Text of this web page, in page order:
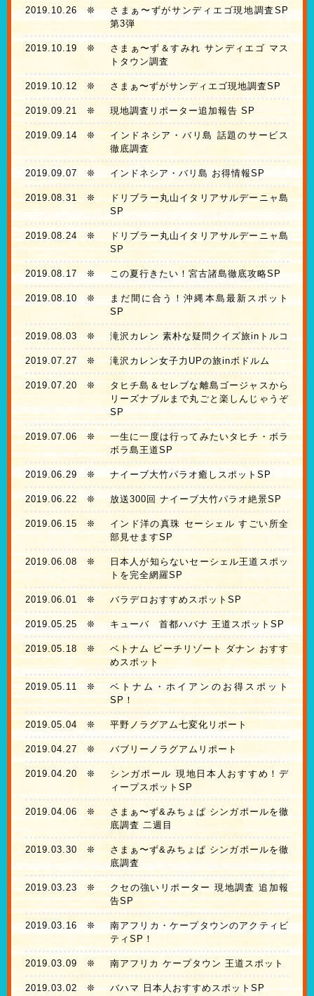
2019.10.26❊
さまぁ〜ずがサンディエゴ現地調査SP
第3弾
2019.10.19 ❊
さまぁ〜ず＆すみれ サンディエゴ マス
トタウン調査
2019.10.12 ❊ さまぁ〜ずがサンディエゴ現地調査SP
2019.09.21 ❊ 現地調査リポーター追加報告 SP
2019.09.14❊
インドネシア・バリ島 話題のサービス
徹底調査
2019.09.07 ❊ インドネシア・バリ島 お得情報SP
2019.08.31 ❊
ドリブラー丸山イタリアサルデーニャ島
SP
2019.08.24 ❊
ドリブラー丸山イタリアサルデーニャ島
SP
2019.08.17❊ この夏行きたい！宮古諸島徹底攻略SP
2019.08.10 ❊
まだ間に合う！沖縄本島最新スポット
SP
2019.08.03 ❊ 滝沢カレン 素朴な疑問クイズ旅inトルコ
2019.07.27 ❊ 滝沢カレン女子力UPの旅inボドルム
2019.07.20 ❊
タヒチ島＆セレブな離島ゴージャスから
リーズナブルまで丸ごと楽しんじゃうぞ
SP
2019.07.06❊
一生に一度は行ってみたいタヒチ・ボラ
ボラ島王道SP
2019.06.29 ❊ ナイーブ大竹パラオ癒しスポットSP
2019.06.22 ❊ 放送300回 ナイーブ大竹パラオ絶景SP
2019.06.15 ❊
インド洋の真珠 セーシェル すごい所全
部見せますSP
2019.06.08 ❊
日本人が知らないセーシェル王道スポッ
トを完全網羅SP
2019.06.01 ❊ バラデロおすすめスポットSP
2019.05.25 ❊ キューバ 首都ハバナ 王道スポットSP
2019.05.18 ❊
ベトナム ビーチリゾート ダナン おすす
めスポット
2019.05.11 ❊
ベトナム・ホイアンのお得スポット
SP！
2019.05.04 ❊ 平野ノラグアム七変化リポート
2019.04.27 ❊ バブリーノラグアムリポート
2019.04.20 ❊
シンガポール 現地日本人おすすめ！デ
ィープスポットSP
2019.04.06 ❊
さまぁ〜ず&みちょぱ シンガポールを徹
底調査 二週目
2019.03.30 ❊
さまぁ〜ず&みちょぱ シンガポールを徹
底調査
2019.03.23 ❊
クセの強いリポーター 現地調査 追加報
告SP
2019.03.16 ❊
南アフリカ・ケープタウンのアクティビ
ティSP！
2019.03.09 ❊ 南アフリカ ケープタウン 王道スポット
2019.03.02❊ バハマ 日本人おすすめスポットSP